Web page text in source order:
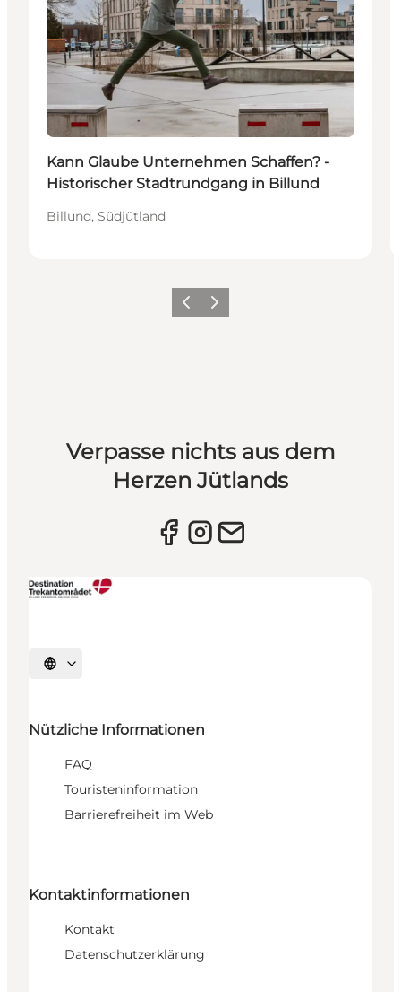
Kann Glaube Unternehmen Schaffen? -
Historischer Stadtrundgang in Billund
Billund, Südjütland
Vorherige Folie
Nächste Folie
Verpasse nichts aus dem
Herzen Jütlands
Sprache auswählen
Nützliche Informationen
FAQ
Touristeninformation
Barrierefreiheit im Web
Kontaktinformationen
Kontakt
Datenschutzerklärung